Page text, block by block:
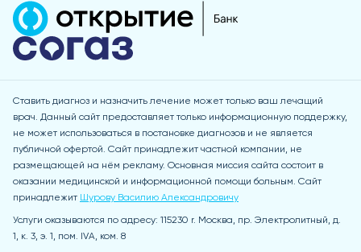
Ставить диагноз и назначить лечение может только ваш лечащий
врач. Данный сайт предоставляет только информационную поддержку,
не может использоваться в постановке диагнозов и не является
публичной офертой. Сайт принадлежит частной компании, не
размещающей на нём рекламу. Основная миссия сайта состоит в
оказании медицинской и информационной помощи больным. Сайт
принадлежит Шурову Василию Александровичу
Услуги оказываются по адресу: 115230 r. Москва, пр. Электролитный, д.
1, к. 3, э. 1, пом. IVA, ком. 8